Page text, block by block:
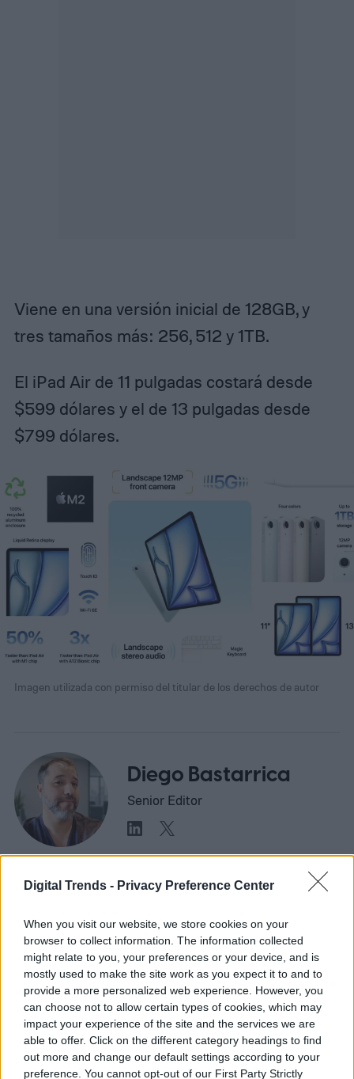
Digital Trends - Privacy Preference Center
When you visit our website, we store cookies on your
browser to collect information. The information collected
might relate to you, your preferences or your device, and is
mostly used to make the site work as you expect it to and to
provide a more personalized web experience. However, you
can choose not to allow certain types of cookies, which may
impact your experience of the site and the services we are
able to offer. Click on the different category headings to find
out more and change our default settings according to your
preference. You cannot opt-out of our First Party Strictly
Viene en una versión inicial de 128GB, y
tres tamaños más: 256, 512 y 1TB.
El iPad Air de 11 pulgadas costará desde
$599 dólares y el de 13 pulgadas desde
$799 dólares.
Imagen utilizada con permiso del titular de los derechos de autor
Diego Bastarrica
Senior Editor
Diego Bastarrica es Senior Editor y Head of
Content en Digital Trends en Español,
donde lidera la estrategia editorial, SEO…
APPLE
Apple ha corregido tres